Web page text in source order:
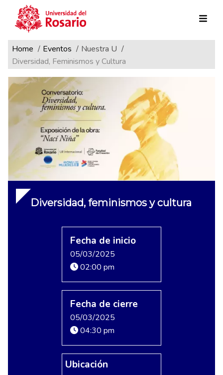
Pasar al contenido principal
Ruta de navegación
Home Eventos
Nuestra U
Diversidad, Feminismos y Cultura
Diversidad, feminismos y cultura
Fecha de inicio
05/03/2025
02:00 pm
Fecha de cierre
05/03/2025
04:30 pm
Ubicación